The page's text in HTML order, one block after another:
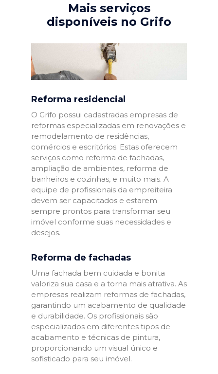
Mais serviços
disponíveis no Grifo
Reforma residencial
O Grifo possui cadastradas empresas de
reformas especializadas em renovações e
remodelamento de residências,
comércios e escritórios. Estas oferecem
serviços como reforma de fachadas,
ampliação de ambientes, reforma de
banheiros e cozinhas, e muito mais. A
equipe de profissionais da empreiteira
devem ser capacitados e estarem
sempre prontos para transformar seu
imóvel conforme suas necessidades e
desejos.
Reforma de fachadas
Uma fachada bem cuidada e bonita
valoriza sua casa e a torna mais atrativa. As
empresas realizam reformas de fachadas,
garantindo um acabamento de qualidade
e durabilidade. Os profissionais são
especializados em diferentes tipos de
acabamento e técnicas de pintura,
proporcionando um visual único e
sofisticado para seu imóvel.